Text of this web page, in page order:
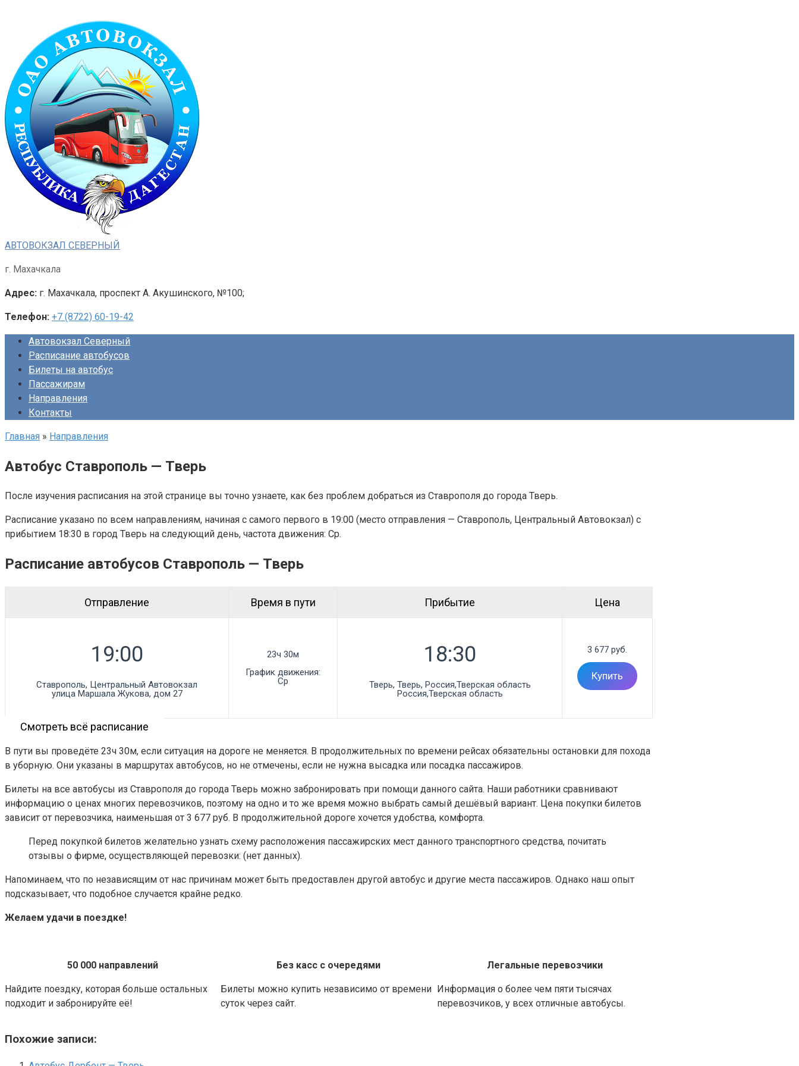
контенту
АВТОВОКЗАЛ СЕВЕРНЫЙ
г. Махачкала
Адрес: г. Махачкала, проспект А. Акушинского, №100;
Телефон: +7 (8722) 60-19-42
Автовокзал Северный
Расписание автобусов
Билеты на автобус
Пассажирам
Направления
Контакты
Главная » Направления
Автобус Ставрополь — Тверь
После изучения расписания на этой странице вы точно узнаете, как без проблем добраться из Ставрополя до города Тверь.
Расписание указано по всем направлениям, начиная с самого первого в 19:00 (место отправления — Ставрополь, Центральный Автовокзал) с
прибытием 18:30 в город Тверь на следующий день, частота движения: Ср.
Расписание автобусов Ставрополь — Тверь
Отправление Время в пути Прибытие Цена
Ставрополь, Центральный Автовокзал
улица Маршала Жукова, дом 27
23ч 30м
График движения:
Ср
Тверь, Тверь, Россия,Тверская область
Россия,Тверская область
3 677 руб.
Купить
Смотреть всё расписание
В пути вы проведёте 23ч 30м, если ситуация на дороге не меняется. В продолжительных по времени рейсах обязательны остановки для похода
в уборную. Они указаны в маршрутах автобусов, но не отмечены, если не нужна высадка или посадка пассажиров.
Билеты на все автобусы из Ставрополя до города Тверь можно забронировать при помощи данного сайта. Наши работники сравнивают
информацию о ценах многих перевозчиков, поэтому на одно и то же время можно выбрать самый дешёвый вариант. Цена покупки билетов
зависит от перевозчика, наименьшая от 3 677 руб. В продолжительной дороге хочется удобства, комфорта.
Перед покупкой билетов желательно узнать схему расположения пассажирских мест данного транспортного средства, почитать
отзывы о фирме, осуществляющей перевозки: (нет данных).
Напоминаем, что по независящим от нас причинам может быть предоставлен другой автобус и другие места пассажиров. Однако наш опыт
подсказывает, что подобное случается крайне редко.
Желаем удачи в поездке!
50 000 направлений
Найдите поездку, которая больше остальных
подходит и забронируйте её!
Без касс с очередями
Билеты можно купить независимо от времени
суток через сайт.
Легальные перевозчики
Информация о более чем пяти тысячах
перевозчиков, у всех отличные автобусы.
Похожие записи: